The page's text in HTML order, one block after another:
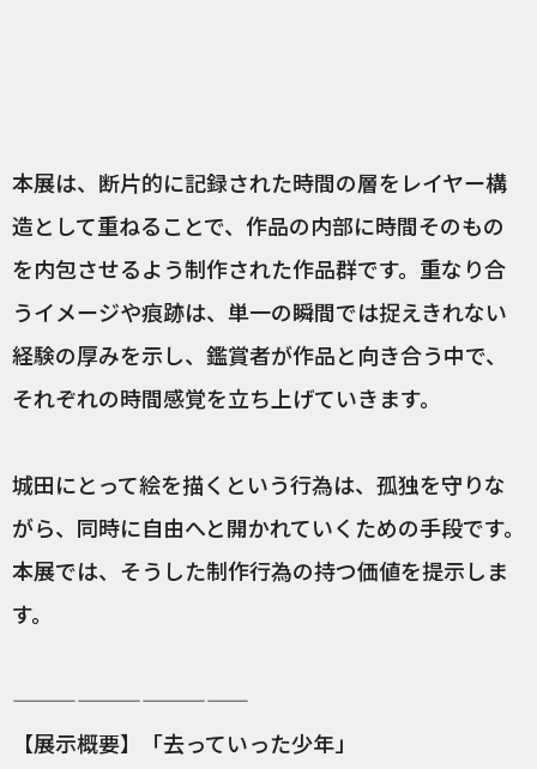
本展は、断片的に記録された時間の層をレイヤー構
造として重ねることで、作品の内部に時間そのもの
を内包させるよう制作された作品群です。重なり合
うイメージや痕跡は、単一の瞬間では捉えきれない
経験の厚みを示し、鑑賞者が作品と向き合う中で、
それぞれの時間感覚を立ち上げていきます。
城田にとって絵を描くという行為は、孤独を守りな
がら、同時に自由へと開かれていくための手段です。
本展では、そうした制作行為の持つ価値を提示しま
す。
———————————
【展示概要】「去っていった少年」